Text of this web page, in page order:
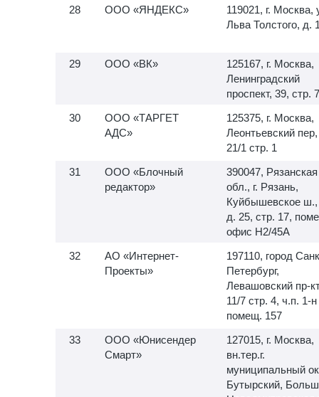
ООО «ЯНДЕКС»
119021, г. Москва,
Льва Толстого, д.
ООО «ВК»
125167, г. Москва,
Ленинградский
проспект, 39, стр.
ООО «ТАРГЕТ
АДС»
125375, г. Москва,
Леонтьевский
21/1 стр. 1
ООО «Блочный
редактор»
390047, Рязанская
обл., г. Рязань,
Куйбышевское ш.,
д. 25, стр. 17,
офис H2/45A
АО «Интернет-
Проекты»
197110, город
Петербург,
Левашовский пр-
11/7 стр. 4, ч.п. 1-н
помещ. 157
ООО «Юнисендер
Смарт»
127015, г. Москва,
вн.тер.г.
муниципальный
Бутырский,